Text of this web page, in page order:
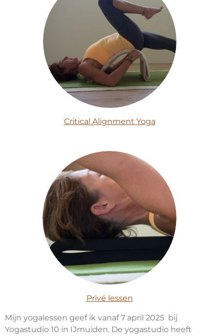
Critical Alignment Yoga
Privé lessen
Mijn yogalessen geef ik vanaf 7 april 2025 bij
Yogastudio 10 in IJmuiden. De yogastudio heeft